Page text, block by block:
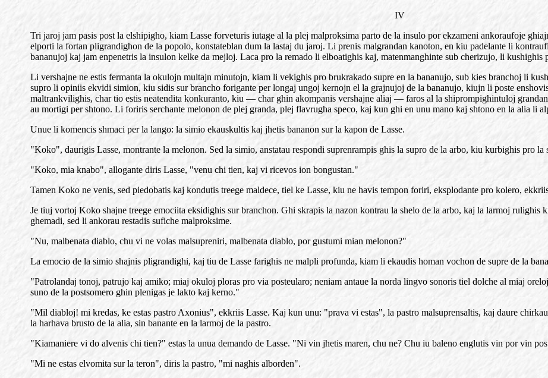
IV
Tri jaroj jam pasis post la elshipigho, kiam Lasse forveturis iutage al la plej malproksima parto de la insulo por ekzameni ankoraufoje
elporti la fortan pligrandighon de la popolo, konstateblan dum la lastaj du jaroj. Li prenis malgrandan kanoton, en kiu padelante li
bananujoj kaj jam enpenetris la insulon kelke da mejloj. Laca pro la remado li elboatighis kaj, matenmanghinte sub cherizujo, li kushighis
Li vershajne ne estis fermanta la okulojn multajn minutojn, kiam li vekighis pro brukrakado supre en la bananujo, sub kies branchoj li
supro li opiniis ekvidi simion, kiu sidis sur brancho forigante per longaj ungoj kernojn el la grajnujoj de la bananujo, kiujn li poste
maltrankvilighis, char tio estis neatendita konkuranto, kiu — char ghin akompanis vershajne aliaj — faros al la shiprompighintuloj
au mortigi per shtono. Li foriris serchante melonon de plej granda, plej flavrugha speco, kaj kun ghi en unu mano kaj shtono en la alia li
Unue li komencis shmaci per la lango: la simio ekauskultis kaj jhetis bananon sur la kapon de Lasse.
"Koko", daurigis Lasse, montrante la melonon. Sed la simio, anstatau respondi suprenrampis ghis la supro de la arbo, kiu kurbighis pro la
"Koko, mia knabo", allogante diris Lasse, "venu chi tien, kaj vi ricevos ion bongustan."
Tamen Koko ne venis, sed piedobatis kaj kondutis treege maldece, tiel ke Lasse, kiu ne havis tempon foriri, eksplodante pro kolero,
Je tiuj vortoj Koko shajne treege emociita eksidighis sur branchon. Ghi skrapis la nazon kontrau la shelo de la arbo, kaj la larmoj rulighis
ghemadi, sed li ankorau restadis sufiche malproksime.
"Nu, malbenata diablo, chu vi ne volas malsupreniri, malbenata diablo, por gustumi mian melonon?"
La emocio de la simio shajnis pligrandighi, kaj tiu de Lasse farighis ne malpli profunda, kiam li ekaudis homan vochon de supre de la
"Patrolandaj tonoj, patrujo kaj amiko; miaj okuloj ploras pro via posteularo; neniam antaue la norda lingvo sonoris tiel dolche al miaj
suno de la postsomero ghin plenigas je lakto kaj kerno."
"Mil diabloj! mi kredas, ke estas pastro Axonius", ekkriis Lasse. Kaj kun unu: "prava vi estas", la pastro malsuprensaltis, kaj daure
la harhava brusto de la alia, sin banante en la larmoj de la pastro.
"Kiamaniere vi do alvenis chi tien?" estas la unua demando de Lasse. "Ni vin jhetis maren, chu ne? Chu iu baleno englutis vin por vin
"Mi ne estas elvomita sur la teron", diris la pastro, "mi naghis alborden".